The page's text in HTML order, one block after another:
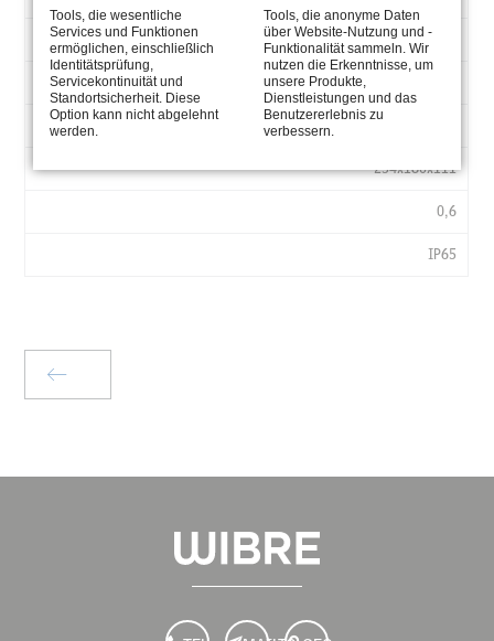
MA
DC
TA
254x180x111
0,6
IP65
Tools, die wesentliche
Services und Funktionen
ermöglichen, einschließlich
Identitätsprüfung,
Servicekontinuität und
Standortsicherheit. Diese
Option kann nicht abgelehnt
werden.
Tools, die anonyme Daten
über Website-Nutzung und -
Funktionalität sammeln. Wir
nutzen die Erkenntnisse, um
unsere Produkte,
Dienstleistungen und das
Benutzererlebnis zu
verbessern.